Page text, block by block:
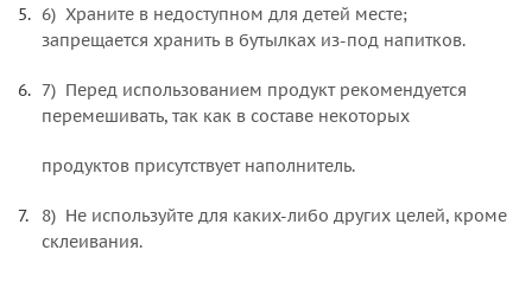
6) Храните в недоступном для детей месте;
запрещается хранить в бутылках из-под напитков.
7) Перед использованием продукт рекомендуется
перемешивать, так как в составе некоторых
продуктов присутствует наполнитель.
8) Не используйте для каких-либо других целей, кроме
склеивания.